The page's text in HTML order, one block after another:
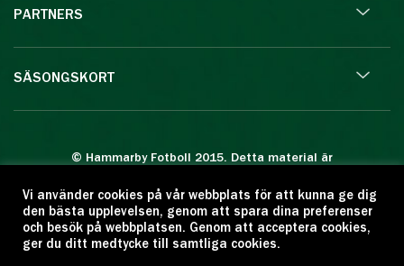
PARTNERS
SÄSONGSKORT
© Hammarby Fotboll 2015. Detta material är
Eftertryck eller annan kopiering är förbjuden.
Citera oss gärna men ange källan:
www.hammarbyfotboll.se. Ansvarig utgivare:
Vi använder cookies på vår webbplats för att kunna ge dig
den bästa upplevelsen, genom att spara dina preferenser
och besök på webbplatsen. Genom att acceptera cookies,
ger du ditt medtycke till samtliga cookies.